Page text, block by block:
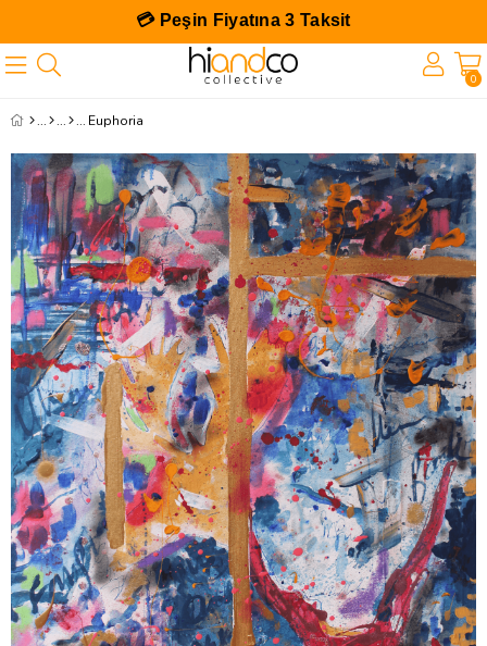
🎁 İlk Siparişe Özel %10 İndirim
0
Euphoria